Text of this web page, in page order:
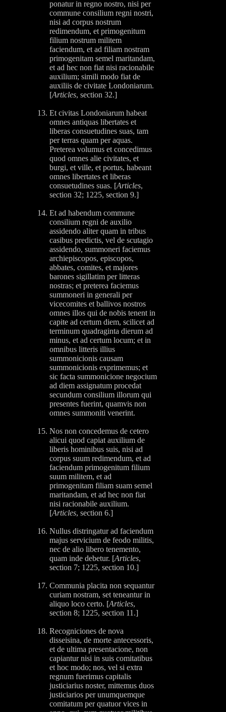
ponatur in regno nostro, nisi per
commune consilium regni nostri,
nisi ad corpus nostrum
redimendum, et primogenitum
filium nostrum militem
faciendum, et ad filiam nostram
primogenitam semel maritandam,
et ad hec non fiat nisi racionabile
auxilium; simili modo fiat de
auxiliis de civitate Londoniarum.
[Articles, section 32.]
Et civitas Londoniarum habeat
omnes antiquas libertates et
liberas consuetudines suas, tam
per terras quam per aquas.
Preterea volumus et concedimus
quod omnes alie civitates, et
burgi, et ville, et portus, habeant
omnes libertates et liberas
consuetudines suas. [Articles,
section 32; 1225, section 9.]
Et ad habendum commune
consilium regni de auxilio
assidendo aliter quam in tribus
casibus predictis, vel de scutagio
assidendo, summoneri faciemus
archiepiscopos, episcopos,
abbates, comites, et majores
barones sigillatim per litteras
nostras; et preterea faciemus
summoneri in generali per
vicecomites et ballivos nostros
omnes illos qui de nobis tenent in
capite ad certum diem, scilicet ad
terminum quadraginta dierum ad
minus, et ad certum locum; et in
omnibus litteris illius
summonicionis causam
summonicionis exprimemus; et
sic facta summonicione negocium
ad diem assignatum procedat
secundum consilium illorum qui
presentes fuerint, quamvis non
omnes summoniti venerint.
Nos non concedemus de cetero
alicui quod capiat auxilium de
liberis hominibus suis, nisi ad
corpus suum redimendum, et ad
faciendum primogenitum filium
suum militem, et ad
primogenitam filiam suam semel
maritandam, et ad hec non fiat
nisi racionabile auxilium.
[Articles, section 6.]
Nullus distringatur ad faciendum
majus servicium de feodo militis,
nec de alio libero tenemento,
quam inde debetur. [Articles,
section 7; 1225, section 10.]
Communia placita non sequantur
curiam nostram, set teneantur in
aliquo loco certo. [Articles,
section 8; 1225, section 11.]
Recogniciones de nova
disseisina, de morte antecessoris,
et de ultima presentacione, non
capiantur nisi in suis comitatibus
et hoc modo; nos, vel si extra
regnum fuerimus capitalis
justiciarius noster, mittemus duos
justiciarios per unumquemque
comitatum per quatuor vices in